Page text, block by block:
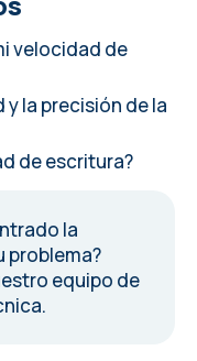
velocidad de
la precisión de la
de escritura?
la
problema?
equipo de